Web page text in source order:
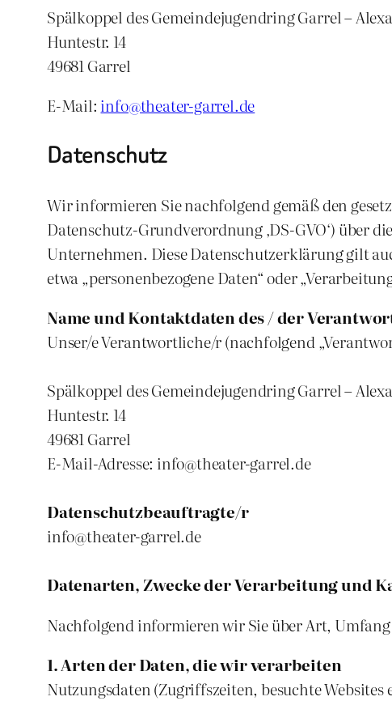
Spälkoppel des Gemeindejugendring Garrel –
Huntestr. 14
49681 Garrel
E-Mail: info@theater-garrel.de
Datenschutz
Wir informieren Sie nachfolgend gemäß den
Datenschutz-Grundverordnung ‚DS-GVO‘) über
Unternehmen. Diese Datenschutzerklärung gilt
etwa „personenbezogene Daten“ oder
Name und Kontaktdaten des / der
Unser/e Verantwortliche/r (nachfolgend
Spälkoppel des Gemeindejugendring Garrel –
Huntestr. 14
49681 Garrel
E-Mail-Adresse: info@theater-garrel.de
Datenschutzbeauftragte/r
info@theater-garrel.de
Datenarten, Zwecke der Verarbeitung und
Nachfolgend informieren wir Sie über Art,
1. Arten der Daten, die wir verarbeiten
Nutzungsdaten (Zugriffszeiten, besuchte Websites